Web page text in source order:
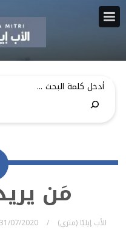
مَن
الأب إيليّا (متري) 31/07/2020